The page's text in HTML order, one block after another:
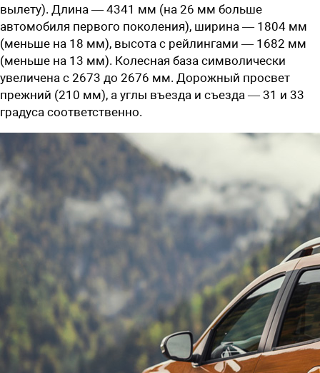
вылету). Длина — 4341 мм (на 26 мм больше
автомобиля первого поколения), ширина — 1804 мм
(меньше на 18 мм), высота с рейлингами — 1682 мм
(меньше на 13 мм). Колесная база символически
увеличена с 2673 до 2676 мм. Дорожный просвет
прежний (210 мм), а углы въезда и съезда — 31 и 33
градуса соответственно.